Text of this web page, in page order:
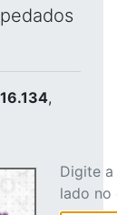
,
Digite
lado no